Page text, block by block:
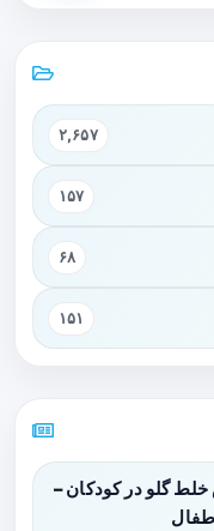
۲,۶۵۷
۱۵۷
۶۸
۱۵۱
گلو در کودکان –